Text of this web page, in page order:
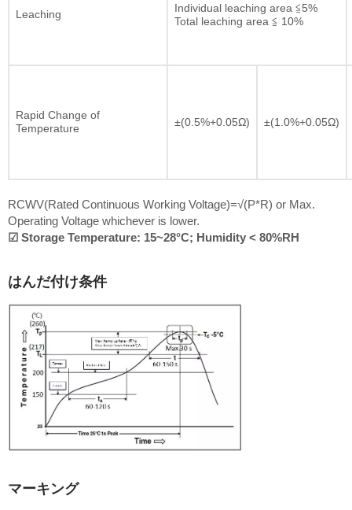
Leaching
Individual leaching area ≦5%
Total leaching area ≦ 10%
Rapid Change of
Temperature
±(0.5%+0.05Ω) ±(1.0%+0.05Ω)
RCWV(Rated Continuous Working Voltage)=√(P*R) or Max.
Operating Voltage whichever is lower.
☑ Storage Temperature: 15~28°C; Humidity < 80%RH
はんだ付け条件
マーキング